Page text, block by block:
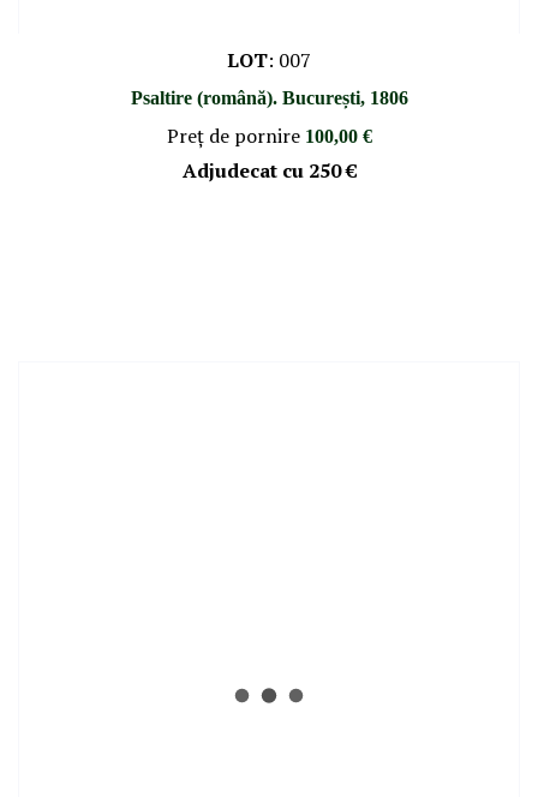
LOT: 007
Psaltire (română). București, 1806
Preţ de pornire 100,00 €
Adjudecat cu 250 €